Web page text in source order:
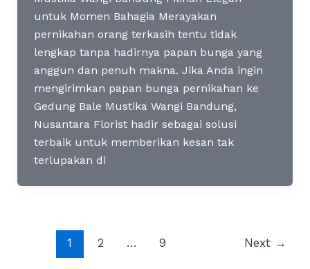
untuk Momen Bahagia Merayakan
pernikahan orang terkasih tentu tidak
lengkap tanpa hadirnya papan bunga yang
anggun dan penuh makna. Jika Anda ingin
mengirimkan papan bunga pernikahan ke
Gedung Bale Mustika Wangi Bandung,
Nusantara Florist hadir sebagai solusi
terbaik untuk memberikan kesan tak
terlupakan di
pagination
1 2 … 9 Next →